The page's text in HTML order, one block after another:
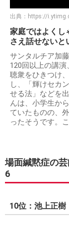
出典： https://
家庭ではよくし
さえ話せないと
サンタルチア加
120回以上の講
聴衆をひきつけ
し、「輝けセカ
せる法」などを
んは、小学生か
ていたものの、
ったそうです。
場面緘黙症の
6
10位：池上正樹